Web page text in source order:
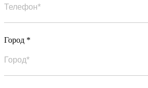
Город *